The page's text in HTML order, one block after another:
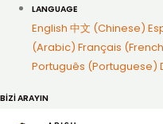
LANGUAGE
English 中文 (Chinese)
(Arabic) Français
Português (Portuguese)
BİZİ ARAYIN